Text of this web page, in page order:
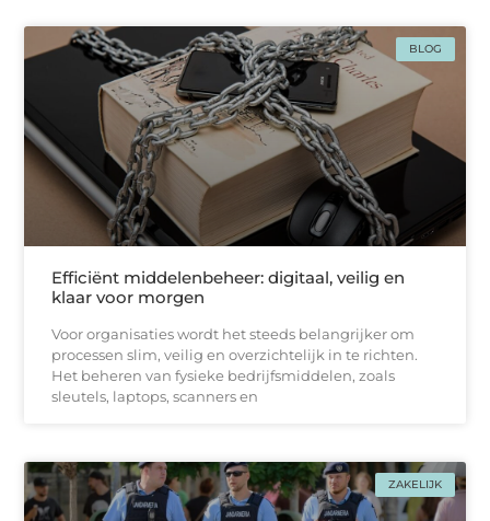
BLOG
Efficiënt middelenbeheer: digitaal, veilig en
klaar voor morgen
Voor organisaties wordt het steeds belangrijker om
processen slim, veilig en overzichtelijk in te richten.
Het beheren van fysieke bedrijfsmiddelen, zoals
sleutels, laptops, scanners en
ZAKELIJK